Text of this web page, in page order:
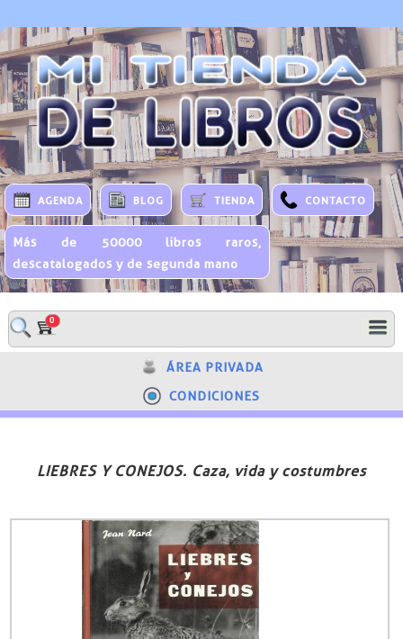
AGENDA BLOG TIENDA CONTACTO
Más de 50000 libros raros,
descatalogados y de segunda mano
0
ÁREA PRIVADA
CONDICIONES
LIEBRES Y CONEJOS. Caza, vida y costumbres